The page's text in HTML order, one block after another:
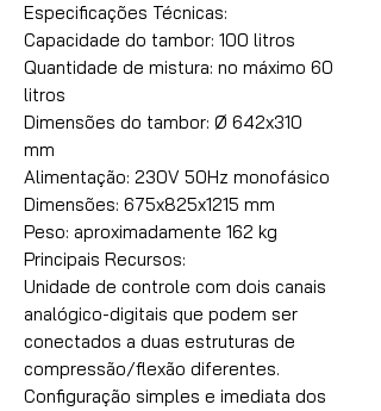
Especificações Técnicas:
Capacidade do tambor: 100 litros
Quantidade de mistura: no máximo 60
litros
Dimensões do tambor: Ø 642x310
mm
Alimentação: 230V 50Hz monofásico
Dimensões: 675x825x1215 mm
Peso: aproximadamente 162 kg
Principais Recursos:
Unidade de controle com dois canais
analógico-digitais que podem ser
conectados a duas estruturas de
compressão/flexão diferentes.
Configuração simples e imediata dos